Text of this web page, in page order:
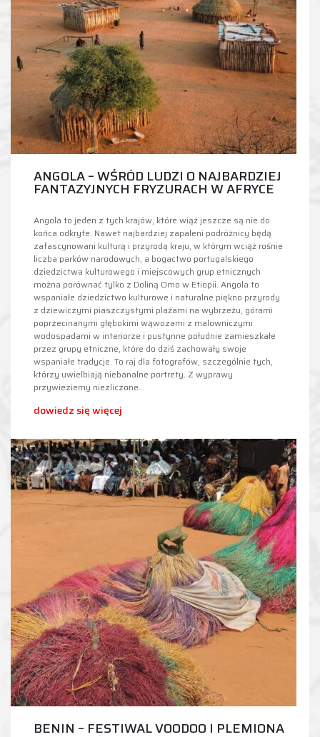
ANGOLA – WŚRÓD LUDZI O NAJBARDZIEJ
FANTAZYJNYCH FRYZURACH W AFRYCE
Angola to jeden z tych krajów, które wiąż jeszcze są nie do
końca odkryte. Nawet najbardziej zapaleni podróżnicy będą
zafascynowani kulturą i przyrodą kraju, w którym wciąż rośnie
liczba parków narodowych, a bogactwo portugalskiego
dziedzictwa kulturowego i miejscowych grup etnicznych
można porównać tylko z Doliną Omo w Etiopii. Angola to
wspaniałe dziedzictwo kulturowe i naturalne piękno przyrody
z dziewiczymi piaszczystymi plażami na wybrzeżu, górami
poprzecinanymi głębokimi wąwozami z malowniczymi
wodospadami w interiorze i pustynne południe zamieszkałe
przez grupy etniczne, które do dziś zachowały swoje
wspaniałe tradycje. To raj dla fotografów, szczególnie tych,
którzy uwielbiają niebanalne portrety. Z wyprawy
przywieziemy niezliczone…
dowiedz się więcej
BENIN – FESTIWAL VOODOO I PLEMIONA